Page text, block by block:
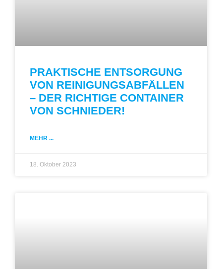
PRAKTISCHE ENTSORGUNG
VON REINIGUNGSABFÄLLEN
– DER RICHTIGE CONTAINER
VON SCHNIEDER!
MEHR ...
18. Oktober 2023